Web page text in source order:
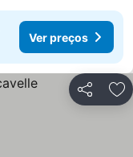
Ver preços
Partilhar